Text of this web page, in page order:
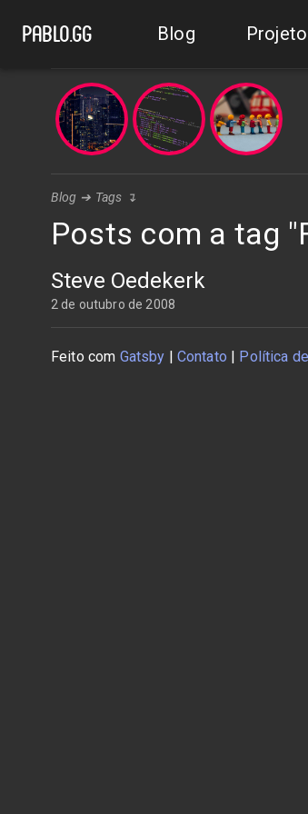
pablo.gg Blog
Blog ➔ Tags ↴
Posts com a tag
Steve Oedekerk
2 de outubro de 2008
Feito com Gatsby | Contato | Política